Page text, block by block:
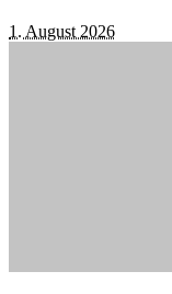
1. August 2026